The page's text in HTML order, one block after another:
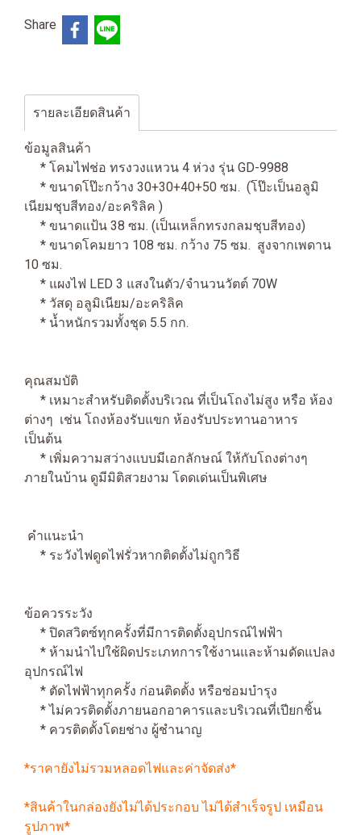
Share
รายละเอียดสินค้า
ข้อมูลสินค้า
* โคมไฟช่อ ทรงวงแหวน 4 ห่วง รุ่น GD-9988
* ขนาดโป๊ะกว้าง 30+30+40+50 ซม. (โป๊ะเป็นอลูมิ
เนียมชุบสีทอง/อะคริลิค )
* ขนาดแป้น 38 ซม. (เป็นเหล็กทรงกลมชุบสีทอง)
* ขนาดโคมยาว 108 ซม. กว้าง 75 ซม. สูงจากเพดาน
10 ซม.
* แผงไฟ LED 3 แสงในตัว/จำนวนวัตต์ 70W
* วัสดุ อลูมิเนียม/อะคริลิค
* น้ำหนักรวมทั้งชุด 5.5 กก.
คุณสมบัติ
* เหมาะสำหรับติดตั้งบริเวณ ที่เป็นโถงไม่สูง หรือ ห้อง
ต่างๆ เช่น โถงห้องรับแขก ห้องรับประทานอาหาร
เป็นต้น
* เพิ่มความสว่างแบบมีเอกลักษณ์ ให้กับโถงต่างๆ
ภายในบ้าน ดูมีมิติสวยงาม โดดเด่นเป็นพิเศษ
คำแนะนำ
* ระวังไฟดูดไฟรั่วหากติดตั้งไม่ถูกวิธี
ข้อควรระวัง
* ปิดสวิตซ์ทุกครั้งที่มีการติดตั้งอุปกรณ์ไฟฟ้า
* ห้ามนำไปใช้ผิดประเภทการใช้งานและห้ามดัดแปลง
อุปกรณ์ไฟ
* ตัดไฟฟ้าทุกครั้ง ก่อนติดตั้ง หรือซ่อมบำรุง
* ไม่ควรติดตั้งภายนอกอาคารและบริเวณที่เปียกชิ้น
* ควรติดตั้งโดยช่าง ผู้ชำนาญ
*ราคายังไม่รวมหลอดไฟและค่าจัดส่ง*
*สินค้าในกล่องยังไม่ได้ประกอบ ไม่ได้สำเร็จรูป เหมือน
รูปภาพ*